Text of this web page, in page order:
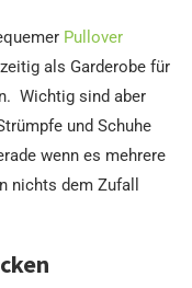
Pullover
als Garderobe für
Wichtig sind aber
und Schuhe
wenn es mehrere
nichts dem Zufall